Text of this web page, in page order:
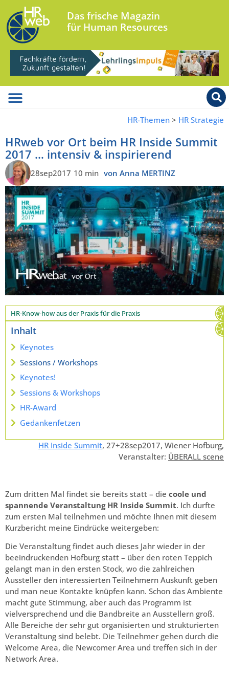
Das frische Magazin
für Human Resources
HR-Themen > HR Strategie
HRweb vor Ort beim HR Inside Summit
2017 … intensiv & inspirierend
28sep2017 10 min von Anna MERTINZ
HR-Know-how aus der Praxis für die Praxis
Inhalt
Keynotes
Sessions / Workshops
Keynotes!
Sessions & Workshops
HR-Award
Gedankenfetzen
HR Inside Summit, 27+28sep2017, Wiener Hofburg,
Veranstalter: ÜBERALL scene
Zum dritten Mal findet sie bereits statt – die coole und
spannende Veranstaltung HR Inside Summit. Ich durfte
zum ersten Mal teilnehmen und möchte Ihnen mit diesem
Kurzbericht meine Eindrücke weitergeben:
Die Veranstaltung findet auch dieses Jahr wieder in der
beeindruckenden Hofburg statt – über den roten Teppich
gelangt man in den ersten Stock, wo die zahlreichen
Aussteller den interessierten Teilnehmern Auskunft geben
und man neue Kontakte knüpfen kann. Schon das Ambiente
macht gute Stimmung, aber auch das Programm ist
vielversprechend und die Bandbreite an Ausstellern groß.
Alle Bereiche der sehr gut organisierten und strukturierten
Veranstaltung sind belebt. Die Teilnehmer gehen durch die
Welcome Area, die Newcomer Area und treffen sich in der
Network Area.